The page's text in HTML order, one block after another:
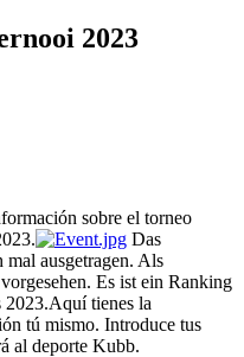
2023
sobre el torneo
Das
ausgetragen. Als
Es ist ein Ranking
tienes la
tú mismo. Introduce tus
al deporte Kubb.